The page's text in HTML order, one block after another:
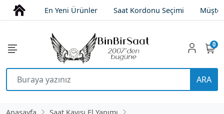
En Yeni Ürünler Saat Kordonu Seçimi
ARA
0
Anasayfa
Saat Kayışı El Yapımı